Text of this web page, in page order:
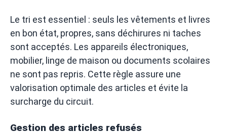
Le tri est essentiel : seuls les vêtements et livres
en bon état, propres, sans déchirures ni taches
sont acceptés. Les appareils électroniques,
mobilier, linge de maison ou documents scolaires
ne sont pas repris. Cette règle assure une
valorisation optimale des articles et évite la
surcharge du circuit.
Gestion des articles refusés